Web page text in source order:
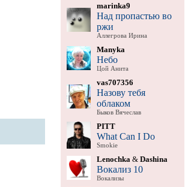
marinka9
Над пропастью во
ржи
Аллегрова Ирина
Manyka
Небо
Цой Анита
vas707356
Назову тебя
облаком
Быков Вячеслав
PITT
What Can I Do
Smokie
Lenochka & Dashina
Вокализ 10
Вокализы